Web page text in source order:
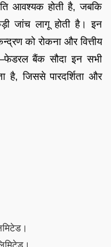
आवश्यक होती है, जबकि
जांच लागू होती है। इन
को रोकना और वित्तीय
बैंक सौदा इन सभी
है, जिससे पारदर्शिता और